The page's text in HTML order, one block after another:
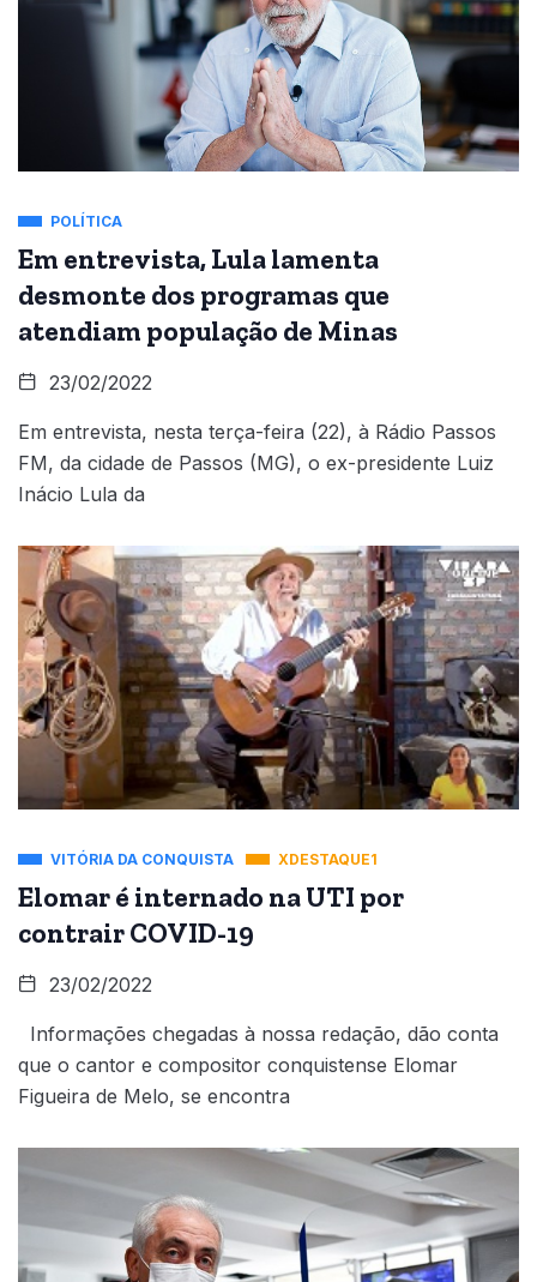
POLÍTICA
Em entrevista, Lula lamenta
desmonte dos programas que
atendiam população de Minas
23/02/2022
Em entrevista, nesta terça-feira (22), à Rádio Passos
FM, da cidade de Passos (MG), o ex-presidente Luiz
Inácio Lula da
VITÓRIA DA CONQUISTA XDESTAQUE1
Elomar é internado na UTI por
contrair COVID-19
23/02/2022
Informações chegadas à nossa redação, dão conta
que o cantor e compositor conquistense Elomar
Figueira de Melo, se encontra